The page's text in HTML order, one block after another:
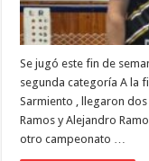
Se jugó este fin de
segunda categoría A la
Sarmiento , llegaron
Ramos y Alejandro
otro campeonato …